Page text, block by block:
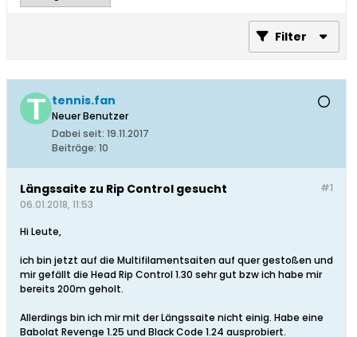
Filter
tennis.fan
Neuer Benutzer
Dabei seit: 19.11.2017
Beiträge: 10
#1
Längssaite zu Rip Control gesucht
06.01.2018, 11:53
Hi Leute,
ich bin jetzt auf die Multifilamentsaiten auf quer gestoßen und
mir gefällt die Head Rip Control 1.30 sehr gut bzw ich habe mir
bereits 200m geholt.
Allerdings bin ich mir mit der Längssaite nicht einig. Habe eine
Babolat Revenge 1.25 und Black Code 1.24 ausprobiert.